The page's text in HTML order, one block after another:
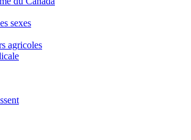
sexes
agricoles